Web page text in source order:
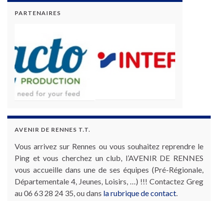
PARTENAIRES
AVENIR DE RENNES T.T.
Vous arrivez sur Rennes ou vous souhaitez reprendre le
Ping et vous cherchez un club, l’AVENIR DE RENNES
vous accueille dans une de ses équipes (Pré-Régionale,
Départementale 4, Jeunes, Loisirs, …) !!! Contactez Greg
au 06 63 28 24 35, ou dans la rubrique de contact.